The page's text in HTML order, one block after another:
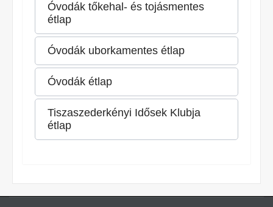
Óvodák tőkehal- és tojásmentes
étlap
Óvodák uborkamentes étlap
Óvodák étlap
Tiszaszederkényi Idősek Klubja
étlap